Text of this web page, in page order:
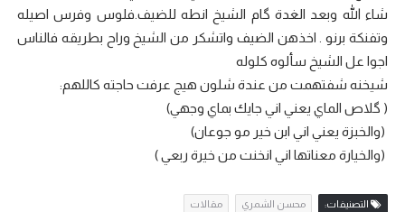
شاء الله وبعد الغدة گام الشيخ انطه للضيف.فلوس وفرس اصيله
وتفنكة برنو . اخذهن الضيف واتشكر من الشيخ وراح بطريقه فالناس
اجوا عل الشيخ سألوه كلوله
شيخنه شفتهمت من عندة شلون هيج عرفت حاجته كاللهم:
‏( گلاص الماي يعني اني جايك بماي وجهي)
‏ (والخبزة يعني اني ابن خير مو جوعان)
‏ (والخيارة معناتها اني انخنت من خيرة ربعي )
التصنيفات: محسن الشمري مقالات